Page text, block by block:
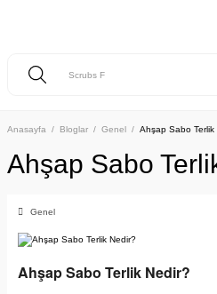
Anasayfa Bloglar Genel Ahşap Sabo Terlik
Ahşap Sabo
Genel
Ahşap Sabo Terlik Nedir?